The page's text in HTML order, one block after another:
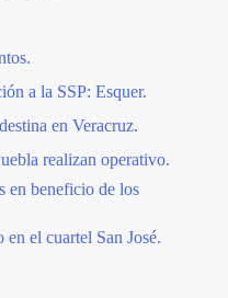
a la SSP: Esquer.
en Veracruz.
realizan operativo.
en beneficio de los
el cuartel San José.